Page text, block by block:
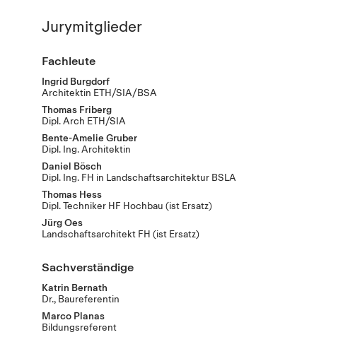
Jurymitglieder
Fachleute
Ingrid Burgdorf
Architektin ETH/SIA/BSA
Thomas Friberg
Dipl. Arch ETH/SIA
Bente-Amelie Gruber
Dipl. Ing. Architektin
Daniel Bösch
Dipl. Ing. FH in Landschaftsarchitektur BSLA
Thomas Hess
Dipl. Techniker HF Hochbau (ist Ersatz)
Jürg Oes
Landschaftsarchitekt FH (ist Ersatz)
Sachverständige
Katrin Bernath
Dr., Baureferentin
Marco Planas
Bildungsreferent